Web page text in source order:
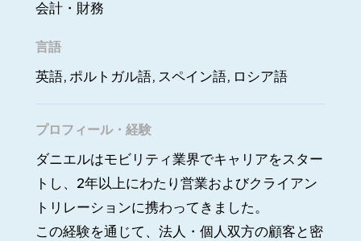
会計・財務
言語
英語, ポルトガル語, スペイン語, ロシア語
プロフィール・経験
ダニエルはモビリティ業界でキャリアをスター
トし、2年以上にわたり営業およびクライアン
トリレーションに携わってきました。
この経験を通じて、法人・個人双方の顧客と密